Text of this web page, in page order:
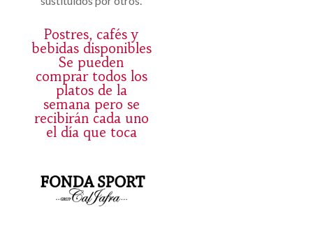
Postres, cafés y
bebidas disponibles
Se pueden
comprar todos los
platos de la
semana pero se
recibirán cada uno
el día que toca